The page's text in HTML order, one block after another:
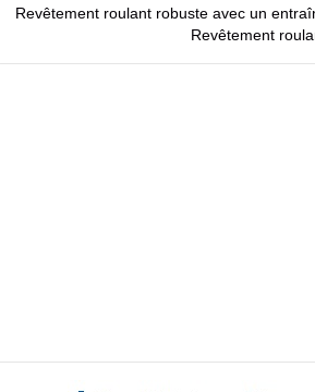
Revêtement roulant robuste avec un
Revêtement